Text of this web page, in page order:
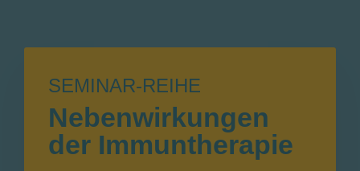
SEMINAR-REIHE
Nebenwirkungen
der Immuntherapie